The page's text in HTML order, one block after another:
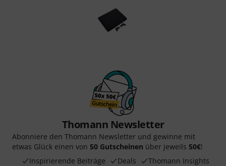
Thomann Newsletter
Abonniere den Thomann Newsletter und gewinne mit
etwas Glück einen von 50 Gutscheinen über jeweils 50€!
Inspirierende Beiträge
Deals Thomann Insights